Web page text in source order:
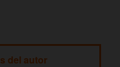
del autor